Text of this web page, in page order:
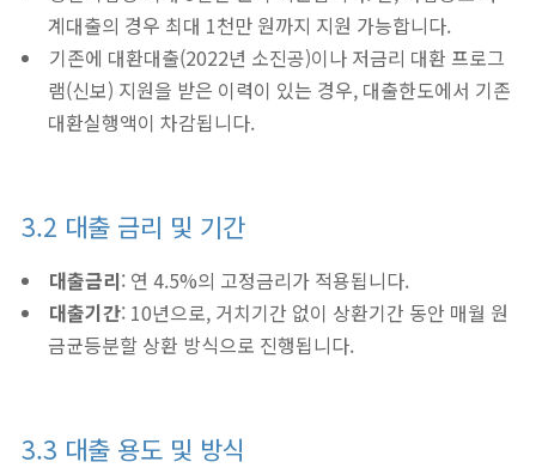
계대출의 경우 최대 1천만 원까지 지원 가능합니다.
기존에 대환대출(2022년 소진공)이나 저금리 대환 프로그
램(신보) 지원을 받은 이력이 있는 경우, 대출한도에서 기존
대환실행액이 차감됩니다.
3.2 대출 금리 및 기간
대출금리: 연 4.5%의 고정금리가 적용됩니다.
대출기간: 10년으로, 거치기간 없이 상환기간 동안 매월 원
금균등분할 상환 방식으로 진행됩니다.
3.3 대출 용도 및 방식